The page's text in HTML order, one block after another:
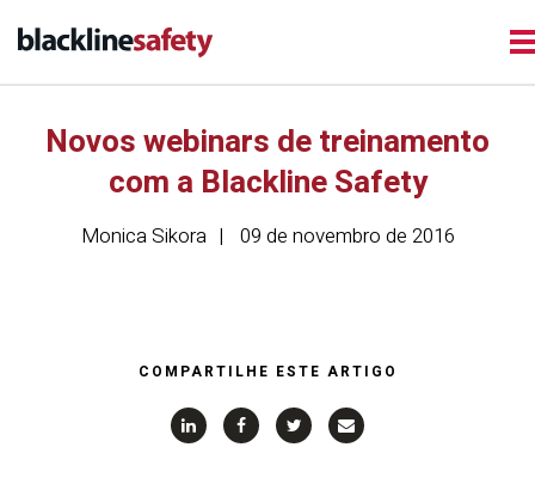
Novos webinars de treinamento
com a Blackline Safety
Monica Sikora 09 de novembro de 2016
COMPARTILHE ESTE ARTIGO